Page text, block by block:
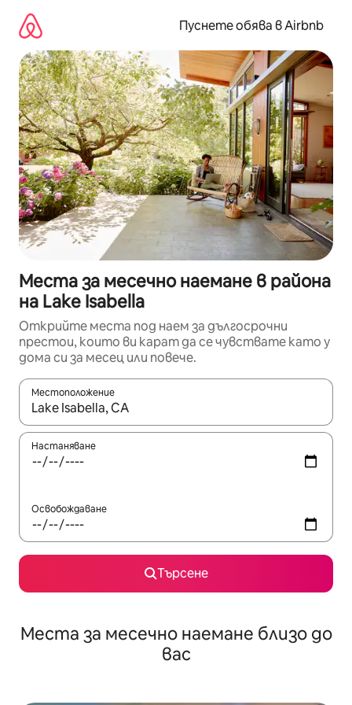
съдържанието
Пуснете обява в Airbnb
Места за месечно наемане в района
на Lake Isabella
Открийте места под наем за дългосрочни
престои, които ви карат да се чувствате като у
дома си за месец или повече.
Местоположение
Когато резултатите се покажат, използвайте
Настаняване
Освобождаване
Търсене
Места за месечно наемане близо до
вас